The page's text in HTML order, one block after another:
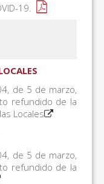
19.
de 5 de marzo,
refundido de la
Locales
de 5 de marzo,
refundido de la